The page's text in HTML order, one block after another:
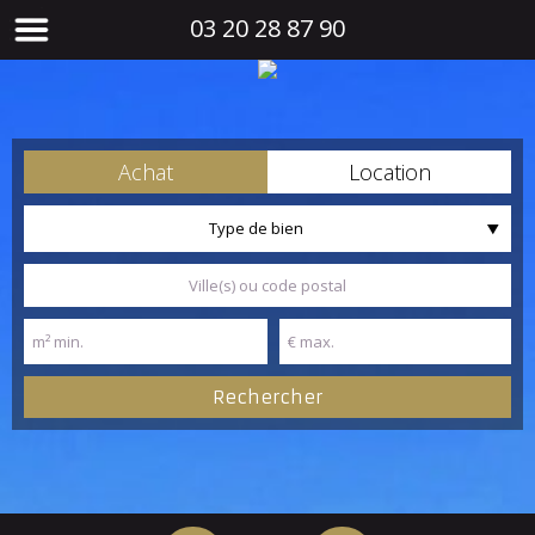
03 20 28 87 90
Achat Location
Type de bien